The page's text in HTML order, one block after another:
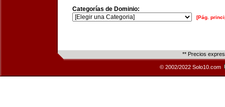
Categorías de Dominio:
[Pág.
** Precios
© 2002/2022 Solo10.com